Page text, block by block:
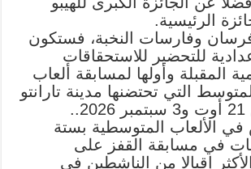
الرئيسية.
وفارسات النخبة، فستكون
للتحضير للاستحقاقات
المقبلة وأولها لمسابقة ألعاب
التي تحتضنها مدينة تارانتو
الألعاب المتوسطية بستة
في مسابقة القفز على
إقبالا من الناشطين في